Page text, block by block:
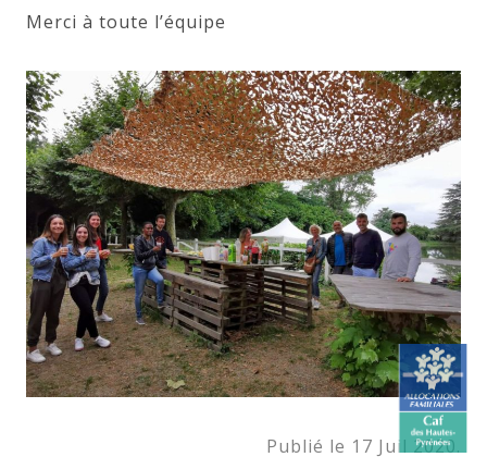
Merci à toute l’équipe
Publié le 17 Juil 2020.